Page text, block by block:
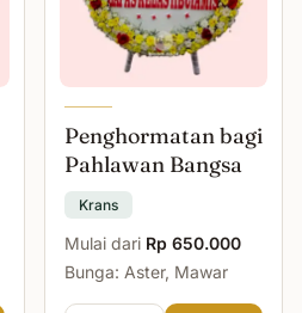
Penghormatan bagi
Pahlawan Bangsa
Krans
Mulai dari Rp 650.000
Bunga: Aster, Mawar